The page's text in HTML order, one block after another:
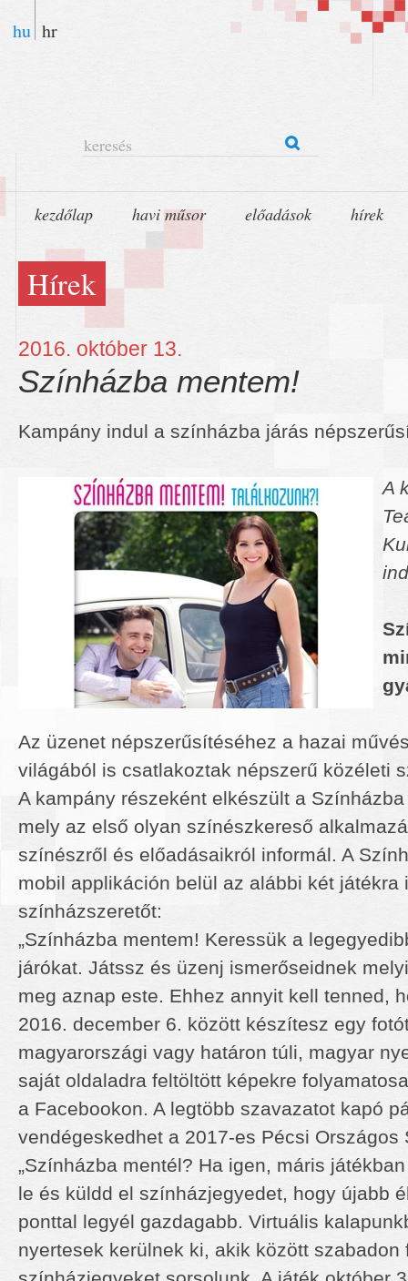
hu hr
keresés
kezdőlap havi műsor előadások hírek
Hírek
2016. október 13.
Színházba mentem!
Kampány indul a színházba járás
A
Az üzenet népszerűsítéséhez a hazai
világából is csatlakoztak népszerű közéleti
A kampány részeként elkészült a
mely az első olyan színészkereső
színészről és előadásaikról informál. A
mobil applikáción belül az alábbi két játékra
színházszeretőt:
„Színházba mentem! Keressük a
járókat. Játssz és üzenj ismerőseidnek
meg aznap este. Ehhez annyit kell tenned,
2016. december 6. között készítesz egy
magyarországi vagy határon túli, magyar
saját oldaladra feltöltött képekre
a Facebookon. A legtöbb szavazatot kapó
vendégeskedhet a 2017-es Pécsi Országos
„Színházba mentél? Ha igen, máris
le és küldd el színházjegyedet, hogy újabb
ponttal legyél gazdagabb. Virtuális
nyertesek kerülnek ki, akik között szabadon